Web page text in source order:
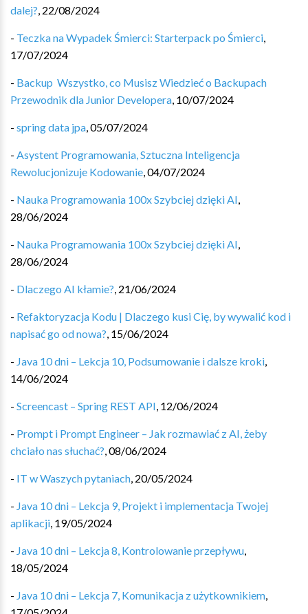
dalej?, 22/08/2024
- Teczka na Wypadek Śmierci: Starterpack po Śmierci,
17/07/2024
- Backup ️ Wszystko, co Musisz Wiedzieć o Backupach
Przewodnik dla Junior Developera, 10/07/2024
- spring data jpa,05/07/2024
- Asystent Programowania, Sztuczna Inteligencja
Rewolucjonizuje Kodowanie,04/07/2024
- Nauka Programowania 100x Szybciej dzięki AI,
28/06/2024
- Nauka Programowania 100x Szybciej dzięki AI,
28/06/2024
- Dlaczego AI kłamie?, 21/06/2024
- Refaktoryzacja Kodu | Dlaczego kusi Cię, by wywalić kod i
napisać go od nowa?, 15/06/2024
- Java 10 dni – Lekcja 10, Podsumowanie i dalsze kroki,
14/06/2024
- Screencast – Spring REST API, 12/06/2024
- Prompt i Prompt Engineer – Jak rozmawiać z AI, żeby
chciało nas słuchać?,08/06/2024
- IT w Waszych pytaniach, 20/05/2024
- Java 10 dni – Lekcja 9, Projekt i implementacja Twojej
aplikacji, 19/05/2024
- Java 10 dni – Lekcja 8, Kontrolowanie przepływu,
18/05/2024
- Java 10 dni – Lekcja 7, Komunikacja z użytkownikiem,